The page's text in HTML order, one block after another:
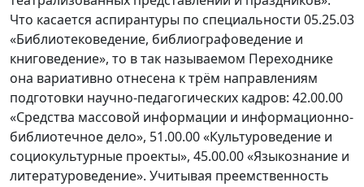
Что касается аспирантуры по специальности 05.25.03
«Библиотековедение, библиографоведение и
книговедение», то в так называемом Переходнике
она вариативно отнесена к трём направлениям
подготовки научно-педагогических кадров: 42.00.00
«Средства массовой информации и информационно-
библиотечное дело», 51.00.00 «Культуроведение и
социокультурные проекты», 45.00.00 «Языкознание и
литературоведение». Учитывая преемственность